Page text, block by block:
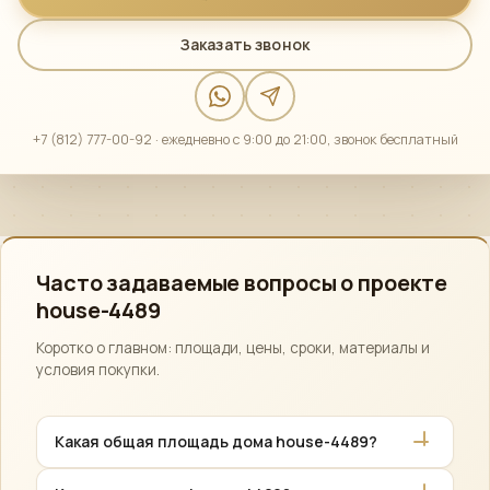
Заказать звонок
+7 (812) 777-00-92 · ежедневно с 9:00 до 21:00, звонок бесплатный
Часто задаваемые вопросы о проекте
house-4489
Коротко о главном: площади, цены, сроки, материалы и
условия покупки.
Какая общая площадь дома house-4489?